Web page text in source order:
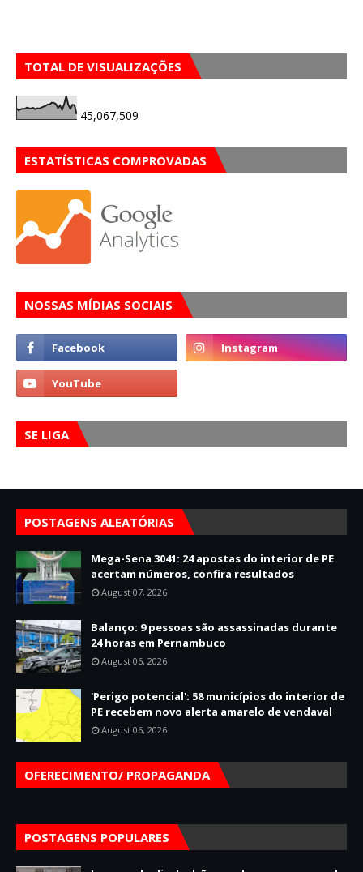
TOTAL DE VISUALIZAÇÕES
45,067,509
ESTATÍSTICAS COMPROVADAS
NOSSAS MÍDIAS SOCIAIS
SE LIGA
POSTAGENS ALEATÓRIAS
Mega-Sena 3041: 24 apostas do interior de PE
acertam números, confira resultados
August 07, 2026
Balanço: 9 pessoas são assassinadas durante
24 horas em Pernambuco
August 06, 2026
'Perigo potencial': 58 municípios do interior de
PE recebem novo alerta amarelo de vendaval
August 06, 2026
OFERECIMENTO/ PROPAGANDA
POSTAGENS POPULARES